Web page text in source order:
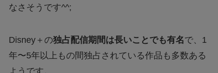
なさそうです^^;
Disney＋の独占配信期間は長いことでも有名で、1
年〜5年以上もの間独占されている作品も多数ある